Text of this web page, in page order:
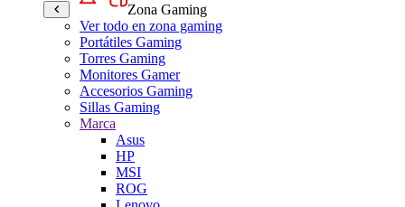
Zona Gaming
Ver todo en zona gaming
Portátiles Gaming
Torres Gaming
Monitores Gamer
Accesorios Gaming
Sillas Gaming
Marca
Asus
HP
MSI
ROG